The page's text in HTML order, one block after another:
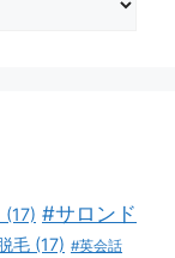
(17) #サロンド
毛 (17) #英会話